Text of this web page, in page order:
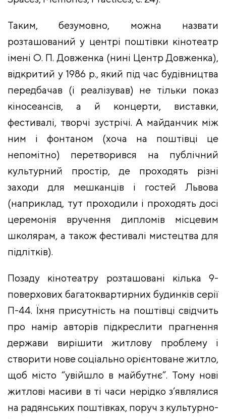
Таким, безумовно, можна назвати
розташований у центрі поштівки кінотеатр
імені О. П. Довженка (нині Центр Довженка),
відкритий у 1986 р., який під час будівництва
передбачав (і реалізував) не тільки показ
кіносеансів, а й концерти, виставки,
фестивалі, творчі зустрічі. А майданчик між
ним і фонтаном (хоча на поштівці це
непомітно) перетворився на публічний
культурний простір, де проходять різні
заходи для мешканців і гостей Львова
(наприклад, тут проходили і проходять досі
церемонія вручення дипломів місцевим
школярам, а також фестивалі мистецтва для
підлітків).
Позаду кінотеатру розташовані кілька 9-
поверхових багатоквартирних будинків серії
П-44. Їхня присутність на поштівці свідчить
про намір авторів підкреслити прагнення
держави вирішити житлову проблему і
створити нове соціально орієнтоване житло,
щоб місто “увійшло в майбутнє”. Тому нові
житлові масиви в ті часи нерідко з’являлися
на радянських поштівках, поруч з культурно-